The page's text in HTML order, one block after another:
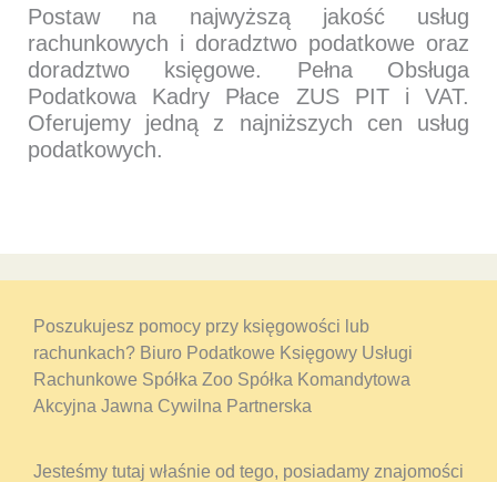
Postaw na najwyższą jakość usług
rachunkowych i doradztwo podatkowe oraz
doradztwo księgowe. Pełna Obsługa
Podatkowa Kadry Płace ZUS PIT i VAT.
Oferujemy jedną z najniższych cen usług
podatkowych.
Poszukujesz pomocy przy księgowości lub
rachunkach? Biuro Podatkowe Księgowy Usługi
Rachunkowe Spółka Zoo Spółka Komandytowa
Akcyjna Jawna Cywilna Partnerska
Jesteśmy tutaj właśnie od tego, posiadamy znajomości